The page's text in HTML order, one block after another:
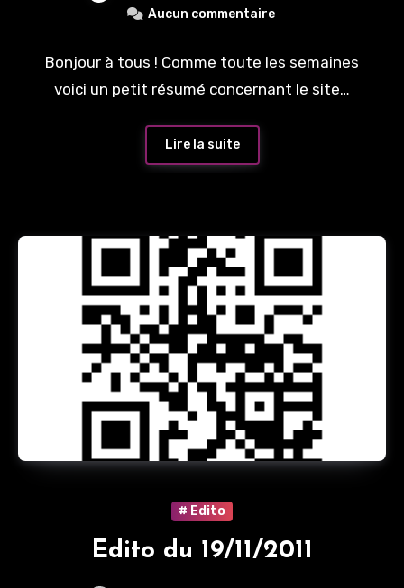
Aucun commentaire
Bonjour à tous ! Comme toute les semaines
voici un petit résumé concernant le site…
Lire la suite
# Edito
Edito du 19/11/2011